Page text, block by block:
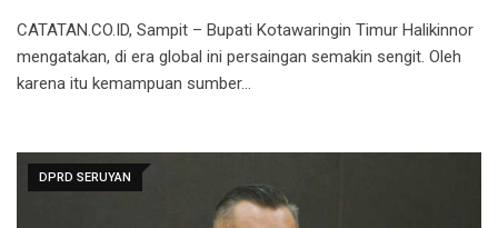
CATATAN.CO.ID, Sampit – Bupati Kotawaringin Timur Halikinnor
mengatakan, di era global ini persaingan semakin sengit. Oleh
karena itu kemampuan sumber…
DPRD SERUYAN